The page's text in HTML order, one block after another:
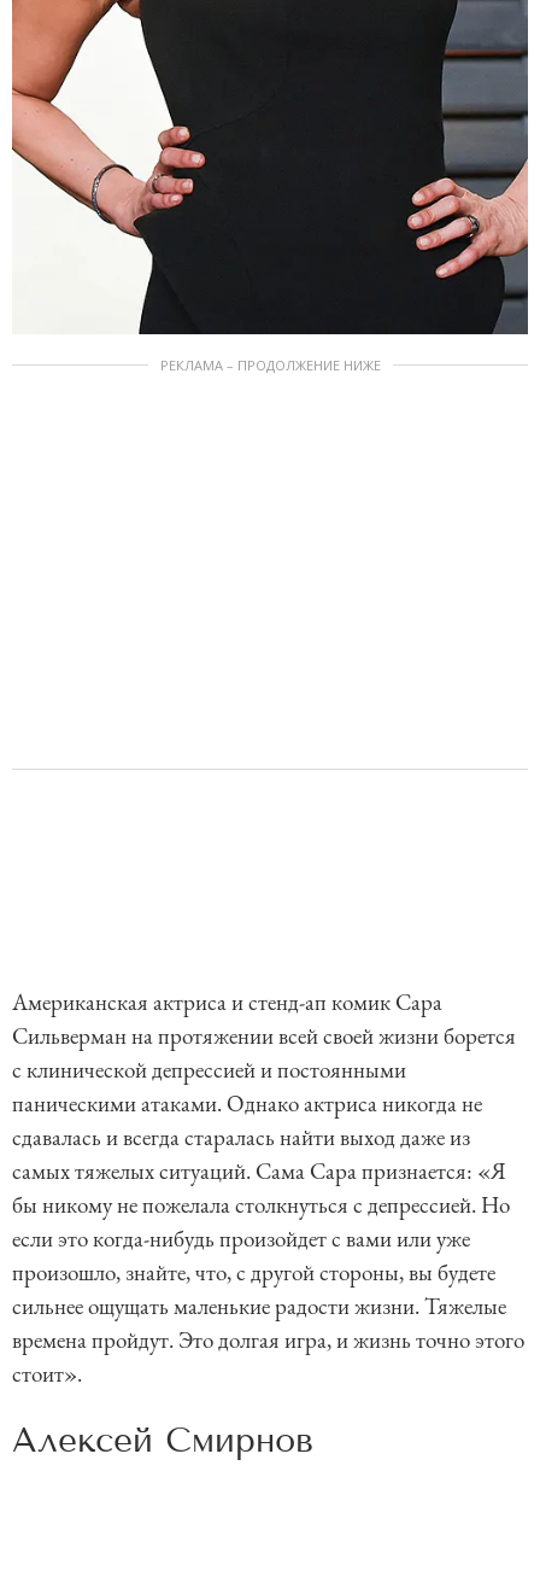
РЕКЛАМА – ПРОДОЛЖЕНИЕ НИЖЕ
Американская актриса и стенд-ап комик Сара
Сильверман на протяжении всей своей жизни борется
с клинической депрессией и постоянными
паническими атаками. Однако актриса никогда не
сдавалась и всегда старалась найти выход даже из
самых тяжелых ситуаций. Сама Сара признается: «Я
бы никому не пожелала столкнуться с депрессией. Но
если это когда-нибудь произойдет с вами или уже
произошло, знайте, что, с другой стороны, вы будете
сильнее ощущать маленькие радости жизни. Тяжелые
времена пройдут. Это долгая игра, и жизнь точно этого
стоит».
Алексей Смирнов